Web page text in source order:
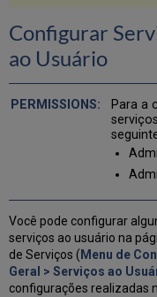
Anonimizar
Configurar
Usuário)
Configurar
ao Usuário
Para a
Você pode configurar
serviços ao usuário na
de Serviços ( Menu de
Geral > Serviços ao
configurações realizadas